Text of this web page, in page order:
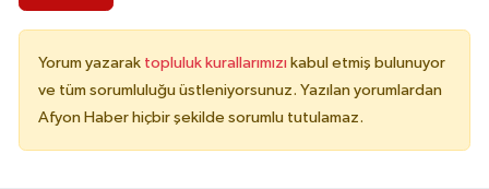
Yorum yazarak topluluk kurallarımızı kabul etmiş bulunuyor
ve tüm sorumluluğu üstleniyorsunuz. Yazılan yorumlardan
Afyon Haber hiçbir şekilde sorumlu tutulamaz.